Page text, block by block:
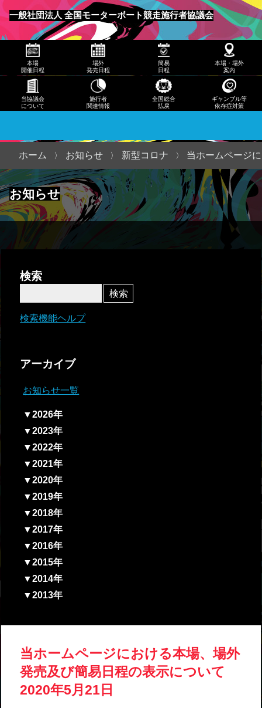
一般社団法人 全国モーターボート競走施行者協議会
メニュー
発売
日程
日程
本
場・
当協
議会
につ
いて
本場
開催日程
場外
発売日程
簡易
日程
本場・場外
案内
当協議会
について
施行者
関連情報
全国総合
払戻
ギャンブル等
依存症対策
お知らせ
ホーム お知らせ 新型コロナ 当ホームページ
検索
検索機能ヘルプ
アーカイブ
お知らせ一覧
▼2026年
▼2023年
▼2022年
▼2021年
▼2020年
▼2019年
▼2018年
▼2017年
▼2016年
▼2015年
▼2014年
▼2013年
当ホームページにおける本場、場外
発売及び簡易日程の表示について
2020年5月21日